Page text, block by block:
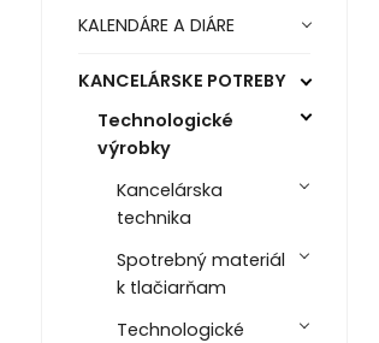
KALENDÁRE A DIÁRE
KANCELÁRSKE POTREBY
Technologické
výrobky
Kancelárska
technika
Spotrebný materiál
k tlačiarňam
Technologické